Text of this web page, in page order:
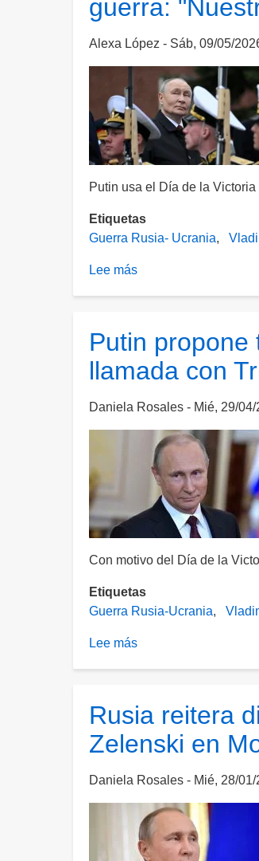
dice
bueno"
que
se
reúnan
guerra:
Alexa López Sáb, 09/05/
Putin usa el Día de la
Etiquetas
Guerra Rusia- Ucrania
Lee más
de
Victoria
alegato
guerra:
"Nuestra
causa
es
y
la
nuestra"
Putin
llamada con
Daniela Rosales Mié, 29/
Con motivo del Día de la
Etiquetas
Guerra Rusia-Ucrania
Lee más
en
Ucrania
el
de
mayo
tras
Rusia reitera
Zelenski en
Daniela Rosales Mié, 28/